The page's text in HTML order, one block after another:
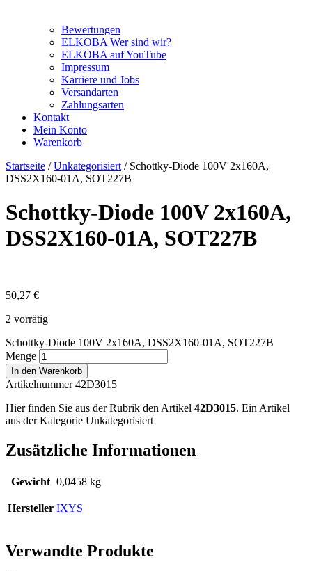
Bewertungen
ELKOBA Wer sind wir?
ELKOBA auf YouTube
Impressum
Karriere und Jobs
Versandarten
Zahlungsarten
Kontakt
Mein Konto
Warenkorb
Startseite /Unkategorisiert / Schottky-Diode 100V 2x160A,
DSS2X160-01A, SOT227B
Schottky-Diode 100V 2x160A,
DSS2X160-01A, SOT227B
50,27 €
2 vorrätig
Schottky-Diode 100V 2x160A, DSS2X160-01A, SOT227B
Menge
In den Warenkorb
Artikelnummer 42D3015
Hier finden Sie aus der Rubrik den Artikel 42D3015. Ein Artikel
aus der Kategorie Unkategorisiert
Zusätzliche Informationen
Gewicht 0,0458 kg
Hersteller IXYS
Verwandte Produkte